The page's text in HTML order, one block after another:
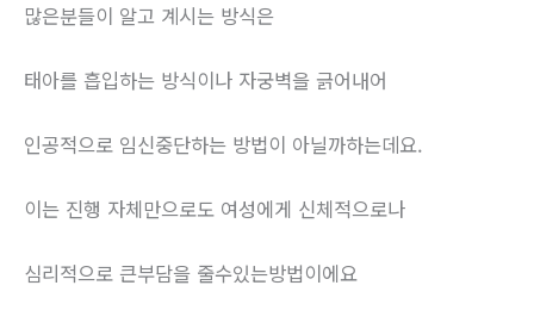
많은분들이 알고 계시는 방식은
태아를 흡입하는 방식이나 자궁벽을 긁어내어
인공적으로 임신중단하는 방법이 아닐까하는데요.
이는 진행 자체만으로도 여성에게 신체적으로나
심리적으로 큰부담을 줄수있는방법이에요